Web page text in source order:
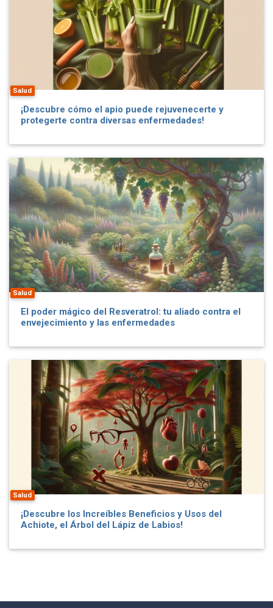
Salud
¡Descubre cómo el apio puede rejuvenecerte y
protegerte contra diversas enfermedades!
Salud
El poder mágico del Resveratrol: tu aliado contra el
envejecimiento y las enfermedades
Salud
¡Descubre los Increíbles Beneficios y Usos del
Achiote, el Árbol del Lápiz de Labios!